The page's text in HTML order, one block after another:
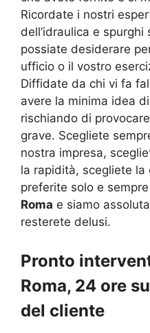
Ricordate i nostri
dell’idraulica e
possiate desiderare
ufficio o il vostro
Diffidate da chi vi fa
avere la minima idea
rischiando di
grave. Scegliete
nostra impresa,
la rapidità, scegliete la
preferite solo e
Roma e siamo
resterete delusi.
Pronto
Roma, 24 ore
del cliente